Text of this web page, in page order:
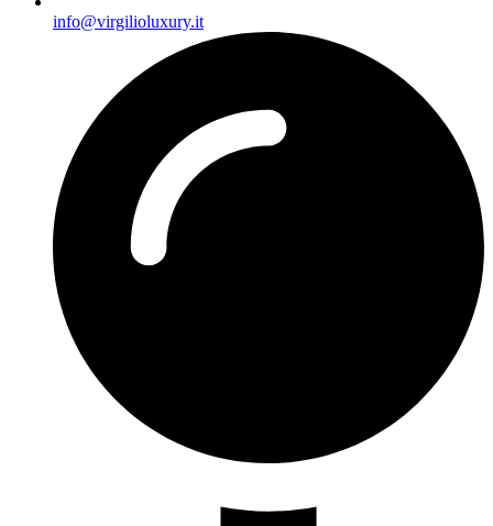
info@virgilioluxury.it